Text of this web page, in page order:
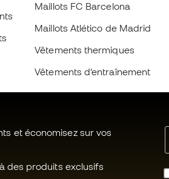
Maillots FC Barcelona
Maillots Atlético de Madrid
Vêtements thermiques
Vêtements d’entraînement
et économisez sur vos
des produits exclusifs